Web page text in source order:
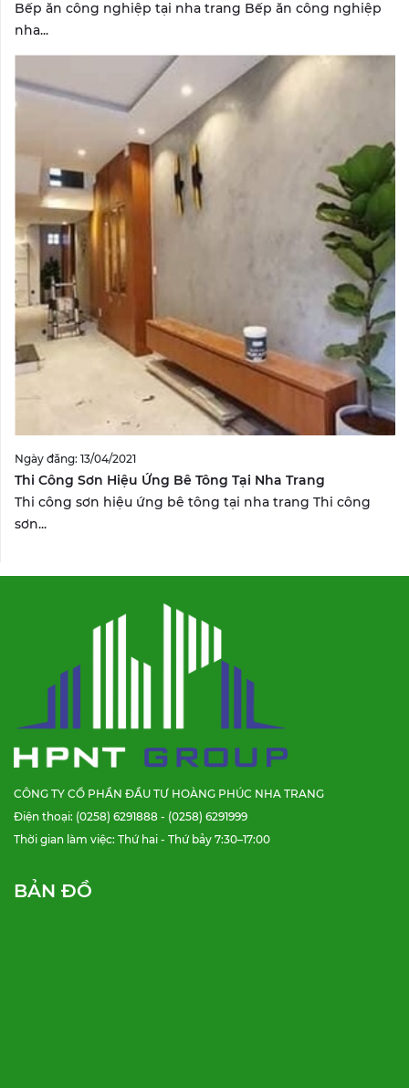
Bếp ăn công nghiệp tại nha trang Bếp ăn công nghiệp
nha...
Ngày đăng: 13/04/2021
Thi Công Sơn Hiệu Ứng Bê Tông Tại Nha Trang
Thi công sơn hiệu ứng bê tông tại nha trang Thi công
sơn...
CÔNG TY CỔ PHẦN ĐẦU TƯ HOÀNG PHÚC NHA TRANG
Điện thoại: (0258) 6291888 - (0258) 6291999
Thời gian làm việc: Thứ hai - Thứ bảy 7:30–17:00
BẢN ĐỒ